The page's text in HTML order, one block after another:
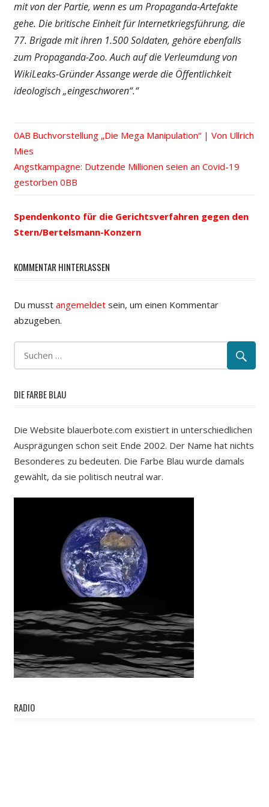
mit von der Partie, wenn es um Propaganda-Artefakte
gehe. Die britische Einheit für Internetkriegsführung, die
77. Brigade mit ihren 1.500 Soldaten, gehöre ebenfalls
zum Propaganda-Zoo. Auch auf die Verleumdung von
WikiLeaks-Gründer Assange werdedie Öffentlichkeit
ideologisch „eingeschworen“.“
Beitrags-
Navigation
Vorheriger
Beitrag:
Buchvorstellung „Die Mega Manipulation“ | Von Ullrich
Mies
Nächster
Beitrag:
Angstkampagne: Dutzende Millionen seien an Covid-19
gestorben
Spendenkonto für die Gerichtsverfahren gegen den
Stern/Bertelsmann-Konzern
KOMMENTAR HINTERLASSEN
Du musst angemeldetsein, um einen Kommentar
abzugeben.
DIE FARBE BLAU
Die Website blauerbote.com existiert in unterschiedlichen
Ausprägungen schon seit Ende 2002. Der Name hat nichts
Besonderes zu bedeuten. Die Farbe Blau wurde damals
gewählt, da sie politisch neutral war.
RADIO